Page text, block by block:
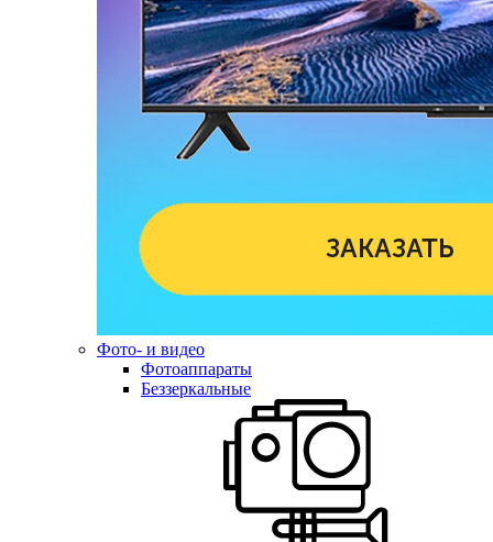
Фото- и видео
Фотоаппараты
Беззеркальные